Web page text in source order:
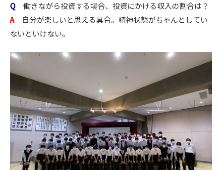
Q 働きながら投資する場合、投資にかける収入の割合は？
A
自分が楽しいと思える具合。精神状態がちゃんとしてい
ないといけない。